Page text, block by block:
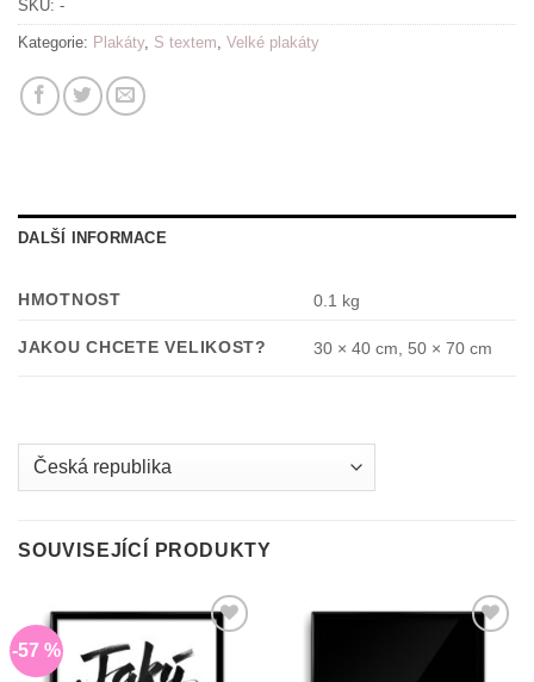
SKU: -
Kategorie: Plakáty, S textem Velké plakáty
DALŠÍ INFORMACE
HMOTNOST 0.1 kg
JAKOU CHCETE VELIKOST? 30 × 40 cm, 50 × 70 cm
Country
SOUVISEJÍCÍ PRODUKTY
-57 %